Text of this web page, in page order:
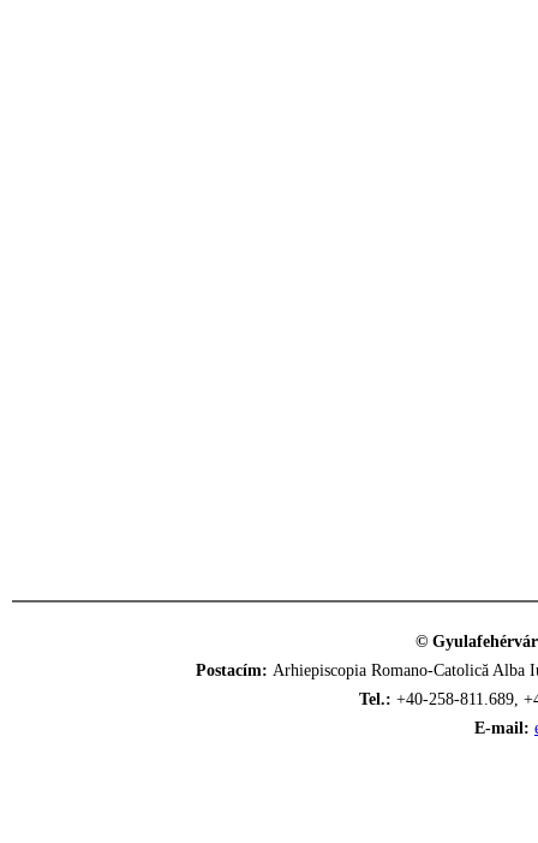
©
Postacím: Arhiepiscopia Romano-Catolică
Tel.: +40-258-811.689,
E-mail: